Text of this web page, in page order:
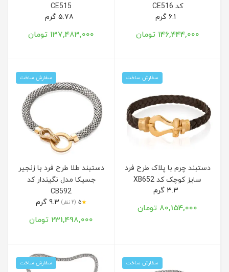
کد CE516
146,444,000 تومان
CE515
137,483,000 تومان
سفارش ساخت
دستبند چرم با پلاک طرح فرد
سایز کوچک کد XB652
80,154,000 تومان
سفارش ساخت
دستبند طلا طرح فرد با زنجیر
جسیکا مدل نگیندار کد
CB592
★
5 (2 نظر)
231,498,000 تومان
سفارش ساخت سفارش ساخت